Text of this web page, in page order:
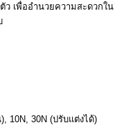
ว เพื่ออำนวยความสะดวกใน
10N, 30N (ปรับแต่งได้)